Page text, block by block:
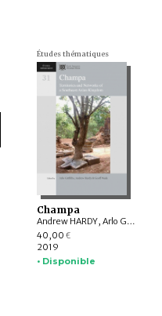
Études thématiques
Champa
Andrew HARDY, Arlo GRIFFITHS, Pierre BAPTISTE, Amandine LEPOUTRE, William A. SOUTHWORTH, Geoff WADE, LÂM Thị Mỹ Dung, YAMAGATA Mariko, NGUYỄN Kim Dung, BÙI Chí Hoàng, Federico BAROCCO, NGUYỄN Tiến Đông, Thérèse GUYOT-BECKER, Anton O. ZAKHAROV, Mara LANDONI, John K. WHITMORE, Marc BRUNELLE, Stephen A. MURPHY, TRẦN Kỳ Phương, Parul Pandya DHAR
40,00 €
2019
• Disponible